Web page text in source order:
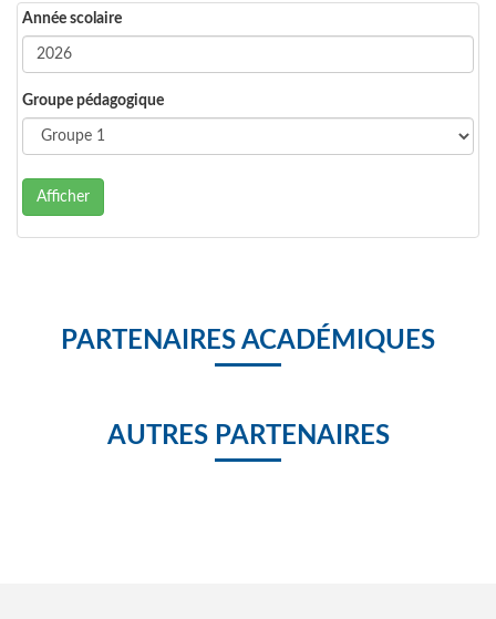
Année scolaire
Groupe pédagogique
Afficher
PARTENAIRES ACADÉMIQUES
AUTRES PARTENAIRES